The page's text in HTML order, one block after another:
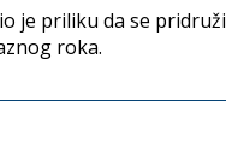
je priliku da se pridruži
roka.